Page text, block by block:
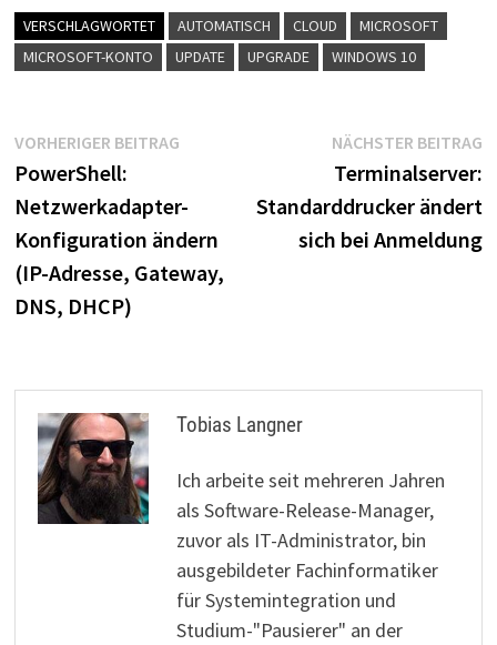
VERSCHLAGWORTET AUTOMATISCH CLOUD
MICROSOFT
MICROSOFT-KONTO
UPDATE UPGRADE WINDOWS 10
Beitragsnavigation
VORHERIGER BEITRAGVorheriger
PowerShell:
Netzwerkadapter-
Konfiguration ändern
(IP-Adresse, Gateway,
DNS, DHCP)
NÄCHSTER BEITRAG
Terminalserver:
Standarddrucker ändert
sich bei Anmeldung
Tobias Langner
Ich arbeite seit mehreren Jahren
als Software-Release-Manager,
zuvor als IT-Administrator, bin
ausgebildeter Fachinformatiker
für Systemintegration und
Studium-"Pausierer" an der